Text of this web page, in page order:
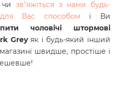
чи зв"яжіться з нами будь-
Вас способом і Ви
чоловічі штормові
Grey як і будь-який інший
швидше, простіше і